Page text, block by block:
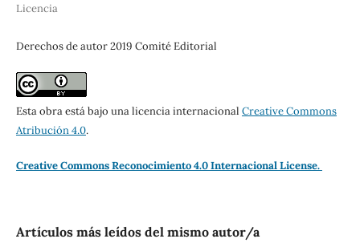
Licencia
Derechos de autor 2019 Comité Editorial
Esta obra está bajo una licencia internacional Creative Commons
Atribución 4.0.
Creative Commons Reconocimiento 4.0 Internacional License.
Artículos más leídos del mismo autor/a